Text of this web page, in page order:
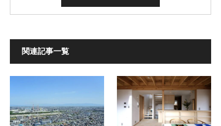
関連記事一覧